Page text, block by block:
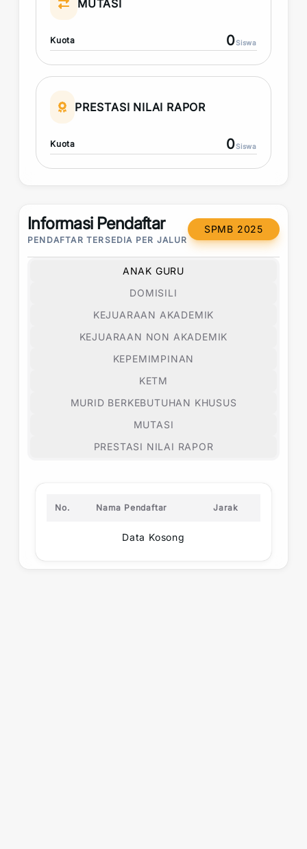
MUTASI
Kuota 0Siswa
PRESTASI NILAI RAPOR
Kuota 0Siswa
Informasi Pendaftar
PENDAFTAR TERSEDIA PER JALUR
SPMB 2025
ANAK GURU
DOMISILI
KEJUARAAN AKADEMIK
KEJUARAAN NON AKADEMIK
KEPEMIMPINAN
KETM
MURID BERKEBUTUHAN KHUSUS
MUTASI
PRESTASI NILAI RAPOR
No. Nama Pendaftar Jarak
Data Kosong